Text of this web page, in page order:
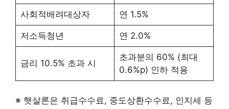
사회적배려대상자 연 1.5%
저소득청년 연 2.0%
금리 10.5% 초과 시
초과분의 60% (최대
0.6%p) 인하 적용
※ 햇살론은 취급수수료, 중도상환수수료, 인지세 등